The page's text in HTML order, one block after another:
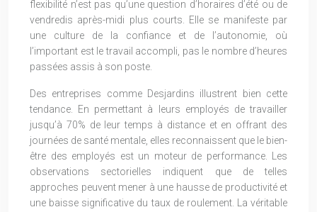
flexibilité n’est pas qu’une question d’horaires d’été ou de
vendredis après-midi plus courts. Elle se manifeste par
une culture de la confiance et de l’autonomie, où
l’important est le travail accompli, pas le nombre d’heures
passées assis à son poste.
Des entreprises comme Desjardins illustrent bien cette
tendance. En permettant à leurs employés de travailler
jusqu’à 70% de leur temps à distance et en offrant des
journées de santé mentale, elles reconnaissent que le bien-
être des employés est un moteur de performance. Les
observations sectorielles indiquent que de telles
approches peuvent mener à une hausse de productivité et
une baisse significative du taux de roulement. La véritable